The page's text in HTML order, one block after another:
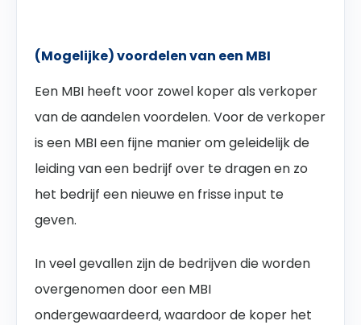
(Mogelijke) voordelen van een MBI
Een MBI heeft voor zowel koper als verkoper
van de aandelen voordelen. Voor de verkoper
is een MBI een fijne manier om geleidelijk de
leiding van een bedrijf over te dragen en zo
het bedrijf een nieuwe en frisse input te
geven.
In veel gevallen zijn de bedrijven die worden
overgenomen door een MBI
ondergewaardeerd, waardoor de koper het